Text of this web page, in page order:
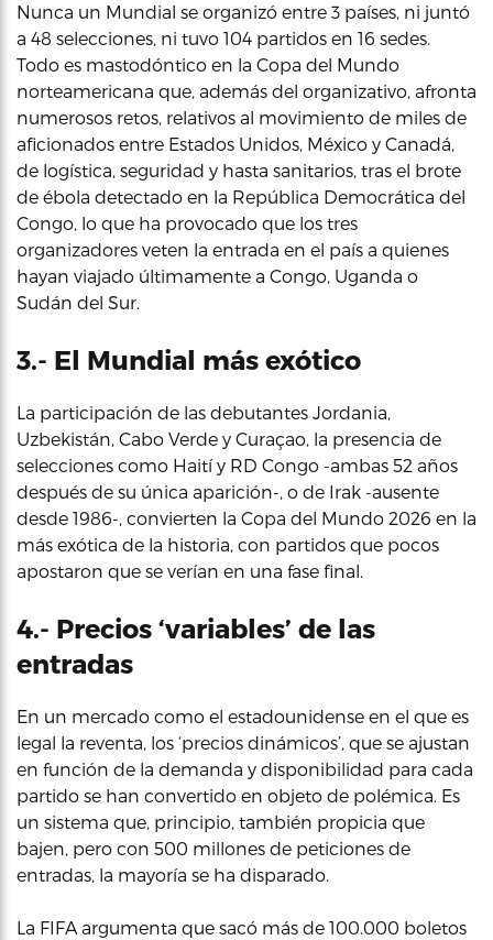
Nunca un Mundial se organizó entre 3 países, ni juntó
a 48 selecciones, ni tuvo 104 partidos en 16 sedes.
Todo es mastodóntico en la Copa del Mundo
norteamericana que, además del organizativo, afronta
numerosos retos, relativos al movimiento de miles de
aficionados entre Estados Unidos, México y Canadá,
de logística, seguridad y hasta sanitarios, tras el brote
de ébola detectado en la República Democrática del
Congo, lo que ha provocado que los tres
organizadores veten la entrada en el país a quienes
hayan viajado últimamente a Congo, Uganda o
Sudán del Sur.
3.- El Mundial más exótico
La participación de las debutantes Jordania,
Uzbekistán, Cabo Verde y Curaçao, la presencia de
selecciones como Haití y RD Congo -ambas 52 años
después de su única aparición-, o de Irak -ausente
desde 1986-, convierten la Copa del Mundo 2026 en la
más exótica de la historia, con partidos que pocos
apostaron que se verían en una fase final.
4.- Precios ‘variables’ de las
entradas
En un mercado como el estadounidense en el que es
legal la reventa, los ‘precios dinámicos’, que se ajustan
en función de la demanda y disponibilidad para cada
partido se han convertido en objeto de polémica. Es
un sistema que, principio, también propicia que
bajen, pero con 500 millones de peticiones de
entradas, la mayoría se ha disparado.
La FIFA argumenta que sacó más de 100.000 boletos